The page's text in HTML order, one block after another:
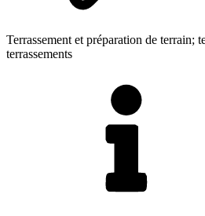
Terrassement et préparation de terrain;
terrassements